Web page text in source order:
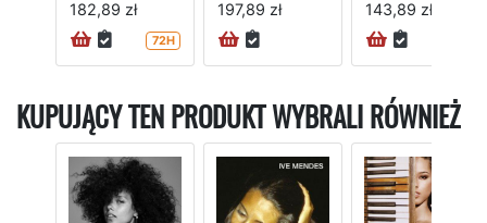
182,89 zł
72H
197,89 zł
143,89 zł
KUPUJĄCY TEN PRODUKT WYBRALI RÓWNIEŻ